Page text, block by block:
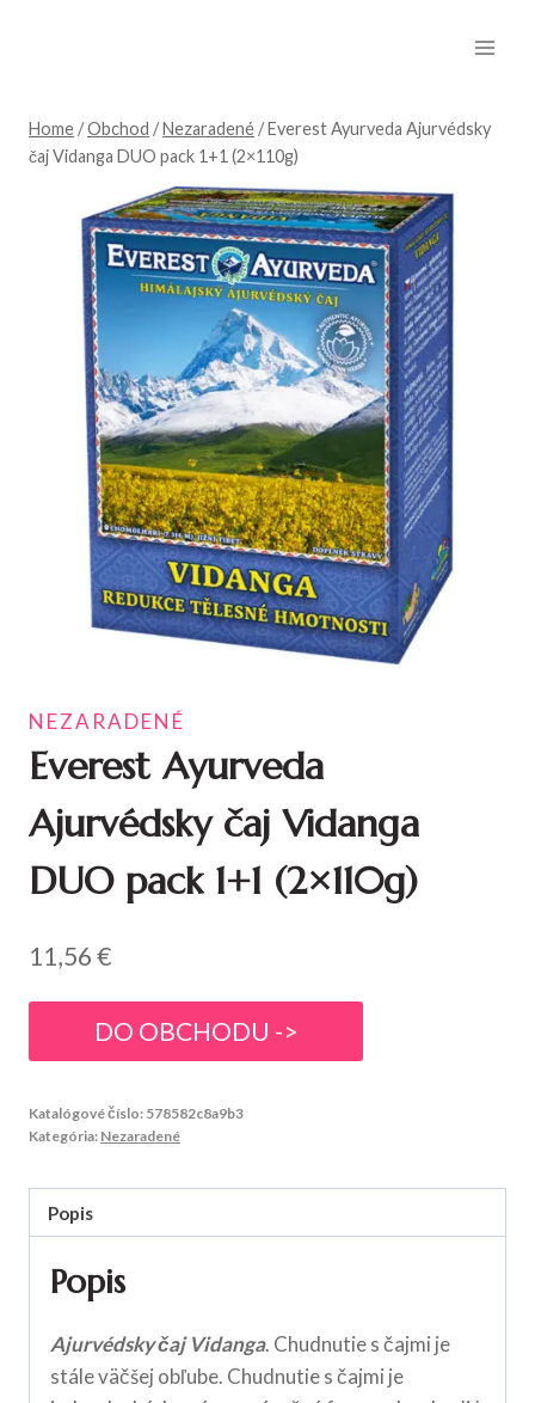
Home /Obchod /Nezaradené /Everest Ayurveda Ajurvédsky
čaj Vidanga DUO pack 1+1 (2×110g)
NEZARADENÉ
Everest Ayurveda
Ajurvédsky čaj Vidanga
DUO pack 1+1 (2×110g)
11,56€
DO OBCHODU ->
Katalógové číslo: 578582c8a9b3
Kategória: Nezaradené
Popis
Popis
Ajurvédsky čaj Vidanga. Chudnutie s čajmi je
stále väčšej obľube. Chudnutie s čajmi je